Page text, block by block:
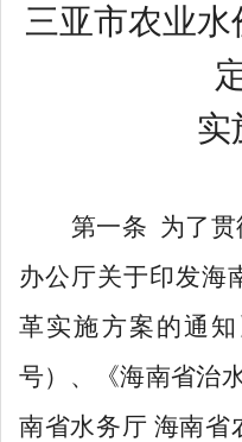
三亚市农业水
实
第一条 为了贯
办公厅关于印发海
革实施方案的通
号） 、 《海南省治
南省水务厅 海南省